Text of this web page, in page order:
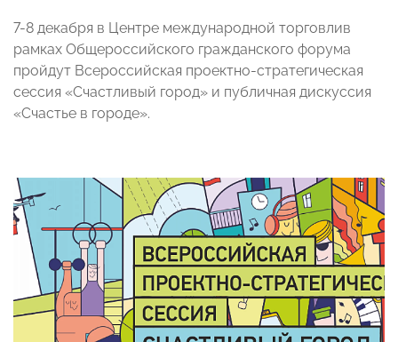
7-8 декабря в Центре международной торговлив
рамках Общероссийского гражданского форума
пройдут Всероссийская проектно-стратегическая
сессия «Счастливый город» и публичная дискуссия
«Счастье в городе».